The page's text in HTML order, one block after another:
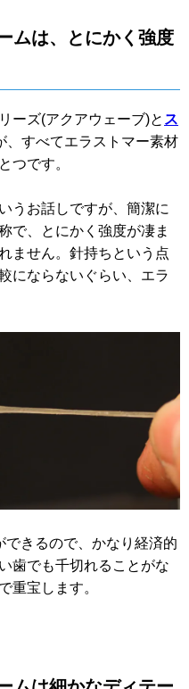
ムは、とにかく強度
ーズ(アクアウェーブ)と ス
、すべてエラストマー素材
つです。
うお話しですが、簡潔に
で、とにかく強度が凄ま
ません。針持ちという点
にならないぐらい、エラ
できるので、かなり経済的
歯でも千切れることがな
重宝します。